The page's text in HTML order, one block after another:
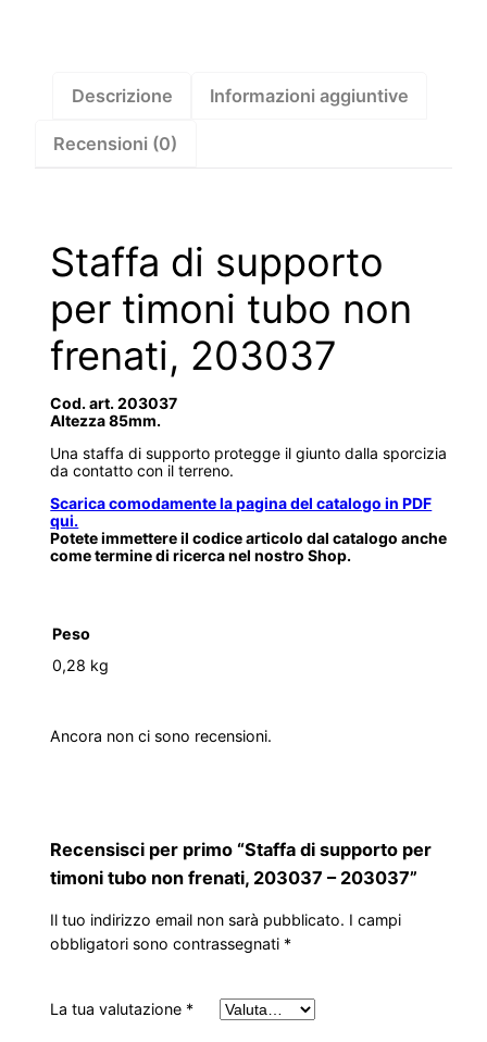
203037Descrizione Informazioni aggiuntive
Recensioni (0)
Staffa di supporto
per timoni tubo non
frenati, 203037
Cod. art. 203037
Altezza 85mm.
Una staffa di supporto protegge il giunto dalla sporcizia
da contatto con il terreno.
Scarica comodamente la pagina del catalogo in PDF
qui.
Potete immettere il codice articolo dal catalogo anche
come termine di ricerca nel nostro Shop.
Peso
0,28 kg
Ancora non ci sono recensioni.
Recensisci per primo “Staffa di supporto per
timoni tubo non frenati, 203037 – 203037”
Il tuo indirizzo email non sarà pubblicato. I campi
obbligatori sono contrassegnati *
La tua valutazione *